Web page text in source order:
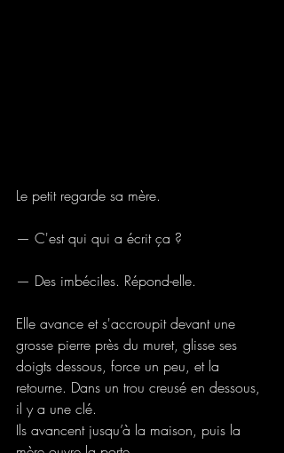
Le petit regarde sa mère.
— C'est qui qui a écrit ça ?
— Des imbéciles. Répond-elle.
Elle avance et s'accroupit devant une
grosse pierre près du muret, glisse ses
doigts dessous, force un peu, et la
retourne. Dans un trou creusé en dessous,
il y a une clé.
Ils avancent jusqu’à la maison, puis la